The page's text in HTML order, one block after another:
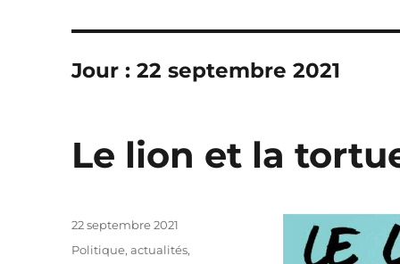
Jour :22 septembre 2021
Le lion et la
Publié
22 septembre 2021
Catégories
Politique, actualités,